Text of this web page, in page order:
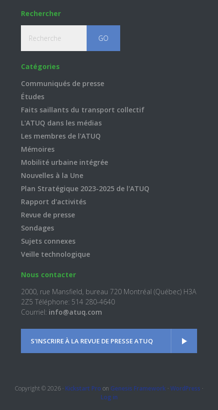
Rechercher
Catégories
Communiqués de presse
Études
Faits saillants du transport collectif
L'ATUQ dans les médias
Les membres de l'ATUQ
Mémoires
Mobilité urbaine intégrée
Nouvelles à la Une
Plan Stratégique 2023-2025 de l'ATUQ
Rapport d'activités
Revue de presse
Sondages
Sujets connexes
Veille technologique
Nous contacter
2000, rue Mansfield, bureau 720 Montréal (Québec) H3A
2Z5 Téléphone: 514 280-4640
Courriel: info@atuq.com
S'INSCRIRE À LA REVUE DE PRESSE ATUQ
Copyright © 2026 · Kickstart Pro on Genesis Framework · WordPress ·
Log in